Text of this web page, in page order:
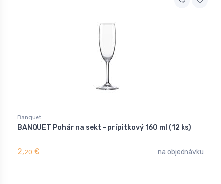
Banquet
BANQUET Pohár na sekt - prípitkový 160 ml (12 ks)
2,20 € na objednávku